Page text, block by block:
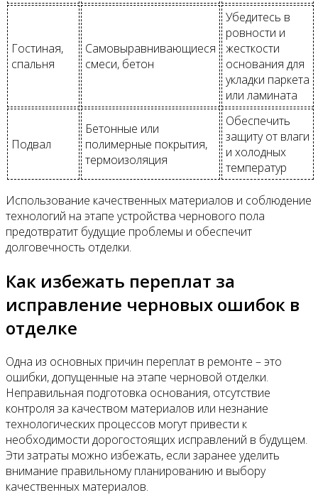
Гостиная,
спальня
Самовыравнивающиеся
смеси, бетон
Убедитесь в
ровности и
жесткости
основания для
укладки паркета
или ламината
Подвал
Бетонные или
полимерные покрытия,
термоизоляция
Обеспечить
защиту от влаги
и холодных
температур
Использование качественных материалов и соблюдение
технологий на этапе устройства чернового пола
предотвратит будущие проблемы и обеспечит
долговечность отделки.
Как избежать переплат за
исправление черновых ошибок в
отделке
Одна из основных причин переплат в ремонте – это
ошибки, допущенные на этапе черновой отделки.
Неправильная подготовка основания, отсутствие
контроля за качеством материалов или незнание
технологических процессов могут привести к
необходимости дорогостоящих исправлений в будущем.
Эти затраты можно избежать, если заранее уделить
внимание правильному планированию и выбору
качественных материалов.